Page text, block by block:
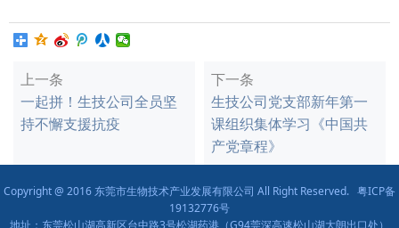
上一条
一起拼！生技公司全员坚
持不懈支援抗疫
下一条
生技公司党支部新年第一
课组织集体学习《中国共
产党章程》
Copyright @ 2016 东莞市生物技术产业发展有限公司 All Right Reserved. 粤ICP备
19132776号
地址：东莞松山湖高新区台中路3号松湖药港（G94莞深高速松山湖大朗出口处）